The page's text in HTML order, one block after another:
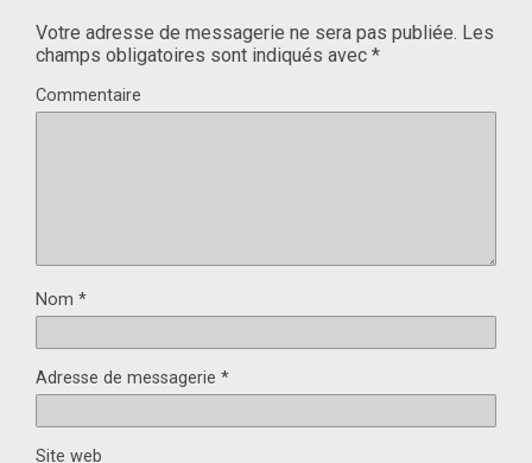
Votre adresse de messagerie ne sera pas publiée. Les
champs obligatoires sont indiqués avec *
Commentaire
Nom *
Adresse de messagerie *
Site web